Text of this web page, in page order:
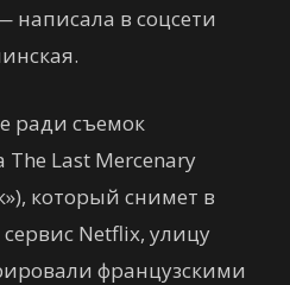
написала в соцсети
ради съемок
Last Mercenary
который снимет в
Netflix, улицу
французскими